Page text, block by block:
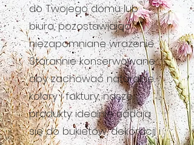
do Twojego domu lub
biura, pozostawiając
niezapomniane wrażenie.
Starannie konserwowane,
aby zachować naturalne
kolory i faktury, nasze
produkty idealnie nadają
się do bukietów, dekoracji i